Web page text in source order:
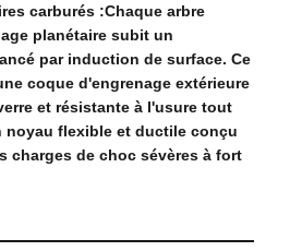
carburés :Chaque arbre
planétaire subit un
par induction de surface. Ce
coque d'engrenage extérieure
et résistante à l'usure tout
noyau flexible et ductile conçu
charges de choc sévères à fort